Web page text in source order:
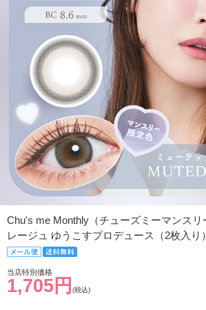
Chu's me Monthly（チューズミーマンス
レージュ ゆうこすプロデュース（2枚入り）
当店特別価格
1,705円 (税込)